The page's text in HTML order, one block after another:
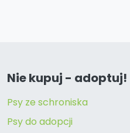
Nie kupuj - adoptuj!
Psy ze schroniska
Psy do adopcji